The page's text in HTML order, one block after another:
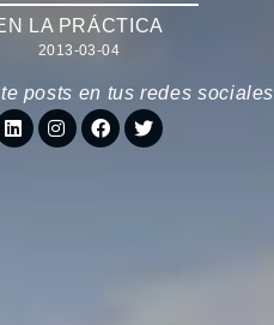
LA PRÁCTICA
2013-03-04
posts en tus redes sociales